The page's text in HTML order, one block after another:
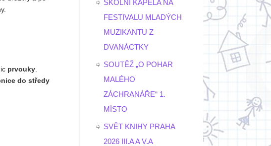
prvouky
do středy
ŠKOLNÍ KAPELA NA
FESTIVALU MLADÝCH
MUZIKANTU Z
DVANÁCTKY
SOUTĚŽ „O POHAR
MALÉHO
ZÁCHRANÁŘE“ 1.
MÍSTO
SVĚT KNIHY PRAHA
2026 III.A A V.A